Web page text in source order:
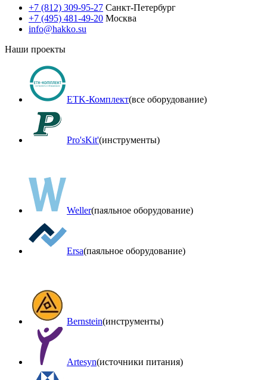
+7 (812) 309-95-27 Санкт-Петербург
+7 (495) 481-49-20 Москва
info@hakko.su
Наши проекты
ETK-Комплект(все оборудование)
Pro'sKit'(инструменты)
Weller(паяльное оборудование)
Ersa(паяльное оборудование)
Bernstein(инструменты)
Artesyn(источники питания)